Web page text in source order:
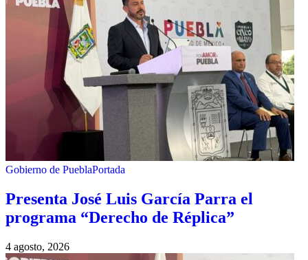
Gobierno de PueblaPortada
Presenta José Luis García Parra el
programa “Derecho de Réplica”
4 agosto, 2026